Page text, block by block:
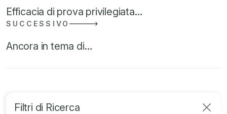
Efficacia di prova privilegiata…
SUCCESSIVO
Ancora in tema di…
Filtri di Ricerca